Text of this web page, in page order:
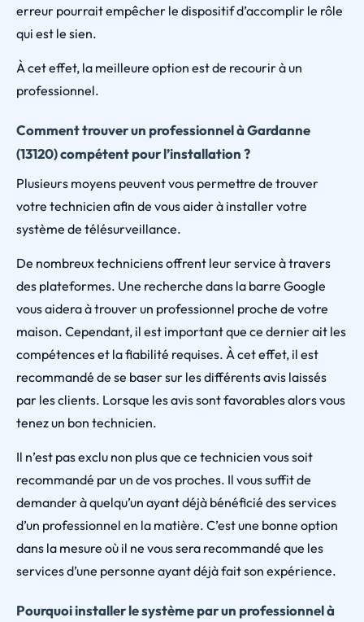
erreur pourrait empêcher le dispositif d’accomplir le rôle
qui est le sien.
À cet effet, la meilleure option est de recourir à un
professionnel.
Comment trouver un professionnel à Gardanne
(13120) compétent pour l’installation ?
Plusieurs moyens peuvent vous permettre de trouver
votre technicien afin de vous aider à installer votre
système de télésurveillance.
De nombreux techniciens offrent leur service à travers
des plateformes. Une recherche dans la barre Google
vous aidera à trouver un professionnel proche de votre
maison. Cependant, il est important que ce dernier ait les
compétences et la fiabilité requises. À cet effet, il est
recommandé de se baser sur les différents avis laissés
par les clients. Lorsque les avis sont favorables alors vous
tenez un bon technicien.
Il n’est pas exclu non plus que ce technicien vous soit
recommandé par un de vos proches. Il vous suffit de
demander à quelqu’un ayant déjà bénéficié des services
d’un professionnel en la matière. C’est une bonne option
dans la mesure où il ne vous sera recommandé que les
services d’une personne ayant déjà fait son expérience.
Pourquoi installer le système par un professionnel à